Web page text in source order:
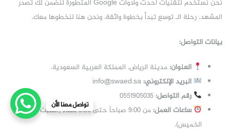
نحن نستخدم لتقنيات أحدث وأدوات Google المتطورة لنضمن لك تصدر
المشهد. رحلة الـ توسع تبدأ بخطوة واثقة، ونحن هنا لنخطوها معك.
بيانات التواصل:
العنوان:مدينة الرياض، المملكة العربية السعودية.
البريد الإلكتروني:info@swaed.sa
رقم التواصل:0551905035
ساعات العمل:
من 9:00 صباحاً حتى 9:00 مساءً (السبت –
الخميس).
تواصل معنا الأن